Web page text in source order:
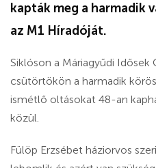
kapták meg a harmadik
az M1 Híradóját.
Siklóson a Máriagyűdi
csütörtökön a harmadik
ismétlő oltásokat 48-an
közül.
Fülöp Erzsébet háziorvos